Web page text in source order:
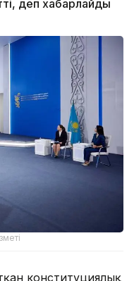
деп хабарлайды
конституциялық